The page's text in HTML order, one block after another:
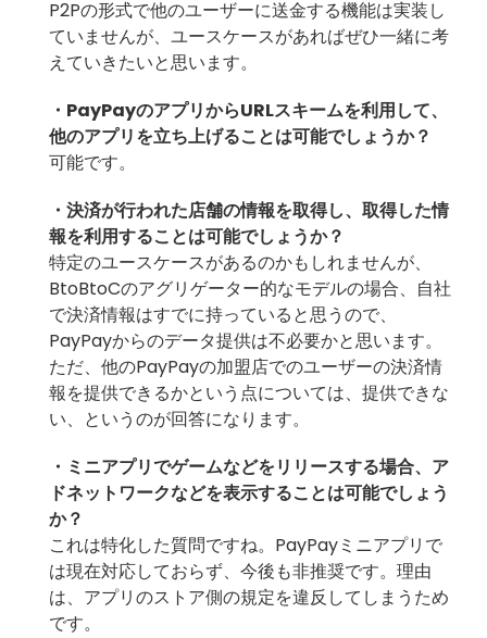
P2Pの形式で他のユーザーに送金する機能は実装し
ていませんが、ユースケースがあればぜひ一緒に考
えていきたいと思います。
・PayPayのアプリからURLスキームを利用して、
他のアプリを立ち上げることは可能でしょうか？
可能です。
・決済が行われた店舗の情報を取得し、取得した情
報を利用することは可能でしょうか？
特定のユースケースがあるのかもしれませんが、
BtoBtoCのアグリゲーター的なモデルの場合、自社
で決済情報はすでに持っていると思うので、
PayPayからのデータ提供は不必要かと思います。
ただ、他のPayPayの加盟店でのユーザーの決済情
報を提供できるかという点については、提供できな
い、というのが回答になります。
・ミニアプリでゲームなどをリリースする場合、ア
ドネットワークなどを表示することは可能でしょう
か？
これは特化した質問ですね。PayPayミニアプリで
は現在対応しておらず、今後も非推奨です。理由
は、アプリのストア側の規定を違反してしまうため
です。